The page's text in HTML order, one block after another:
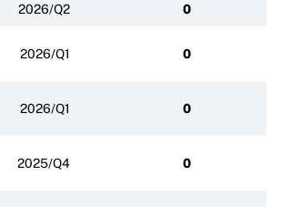
2026/Q2 0
2026/Q1 0
2026/Q1 0
2025/Q4 0